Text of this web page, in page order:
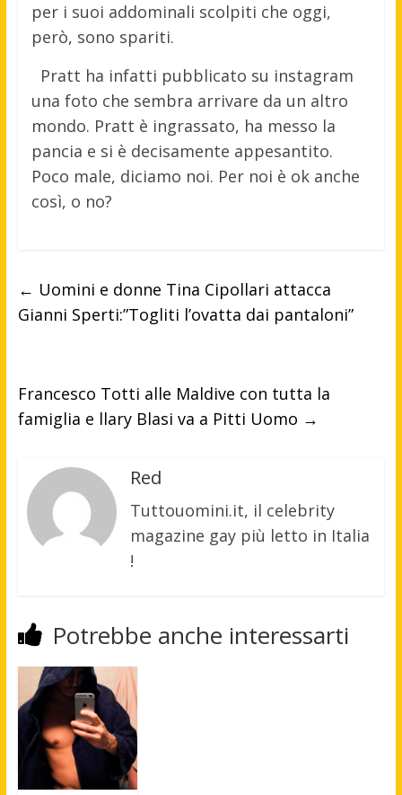
per i suoi addominali scolpiti che oggi,
però, sono spariti.
Pratt ha infatti pubblicato su instagram
una foto che sembra arrivare da un altro
mondo. Pratt è ingrassato, ha messo la
pancia e si è decisamente appesantito.
Poco male, diciamo noi. Per noi è ok anche
così, o no?
← Uomini e donne Tina Cipollari attacca
Gianni Sperti:”Togliti l’ovatta dai pantaloni”
Francesco Totti alle Maldive con tutta la
famiglia e llary Blasi va a Pitti Uomo →
Red
Tuttouomini.it, il celebrity
magazine gay più letto in Italia
!
Potrebbe anche interessarti